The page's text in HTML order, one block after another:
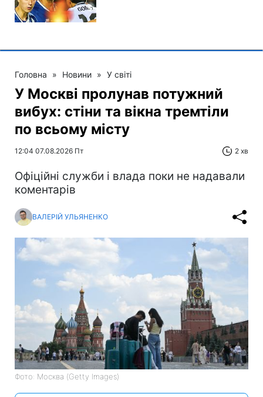
Головна » Новини » У світі
У Москві пролунав потужний
вибух: стіни та вікна тремтіли
по всьому місту
12:04 07.08.2026 Пт 2 хв
Офіційні служби і влада поки не надавали
коментарів
ВАЛЕРІЙ УЛЬЯНЕНКО
Фото: Москва (Getty Images)